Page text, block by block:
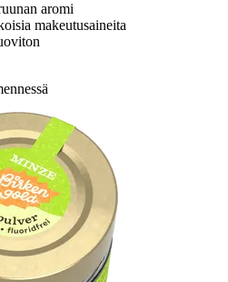
aromi
makeutusaineita